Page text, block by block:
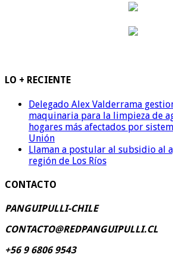
LO + RECIENTE
Delegado Alex Valderrama
maquinaria para la limpieza de
hogares más afectados por
Unión
Llaman a postular al subsidio al
región de Los Ríos
CONTACTO
PANGUIPULLI-CHILE
CONTACTO@REDPANGUIPULLI.CL
+56 9 6806 9543